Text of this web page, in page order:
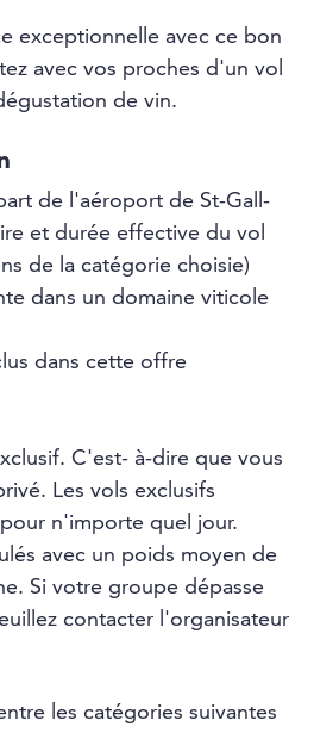
exceptionnelle avec ce bon
avec vos proches d'un vol
de vin.
de l'aéroport de St-Gall-
et durée effective du vol
de la catégorie choisie)
dans un domaine viticole
dans cette offre
C'est- à-dire que vous
Les vols exclusifs
n'importe quel jour.
avec un poids moyen de
Si votre groupe dépasse
contacter l'organisateur
les catégories suivantes